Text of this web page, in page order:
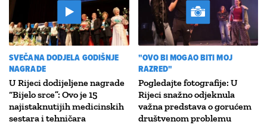
SVEČANA DODJELA GODIŠNJE
NAGRADE
U Rijeci dodijeljene nagrade
“Bijelo srce”: Ovo je 15
najistaknutijih medicinskih
sestara i tehničara
"OVO BI MOGAO BITI MOJ
RAZRED"
Pogledajte fotografije: U
Rijeci snažno odjeknula
važna predstava o gorućem
društvenom problemu